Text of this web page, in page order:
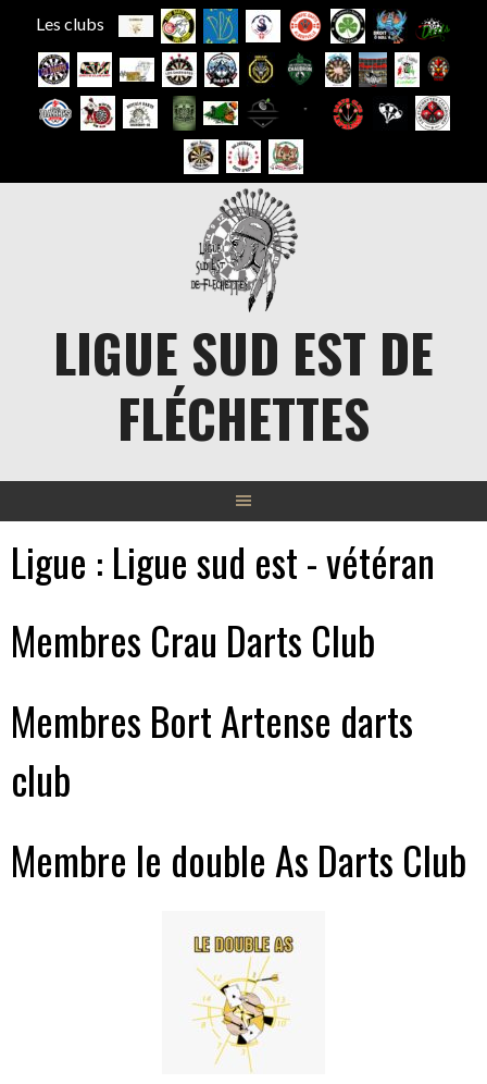
Les clubs
LIGUE SUD EST DE
FLÉCHETTES
Ligue : Ligue sud est - vétéran
Membres Crau Darts Club
Membres Bort Artense darts
club
Membre le double As Darts Club